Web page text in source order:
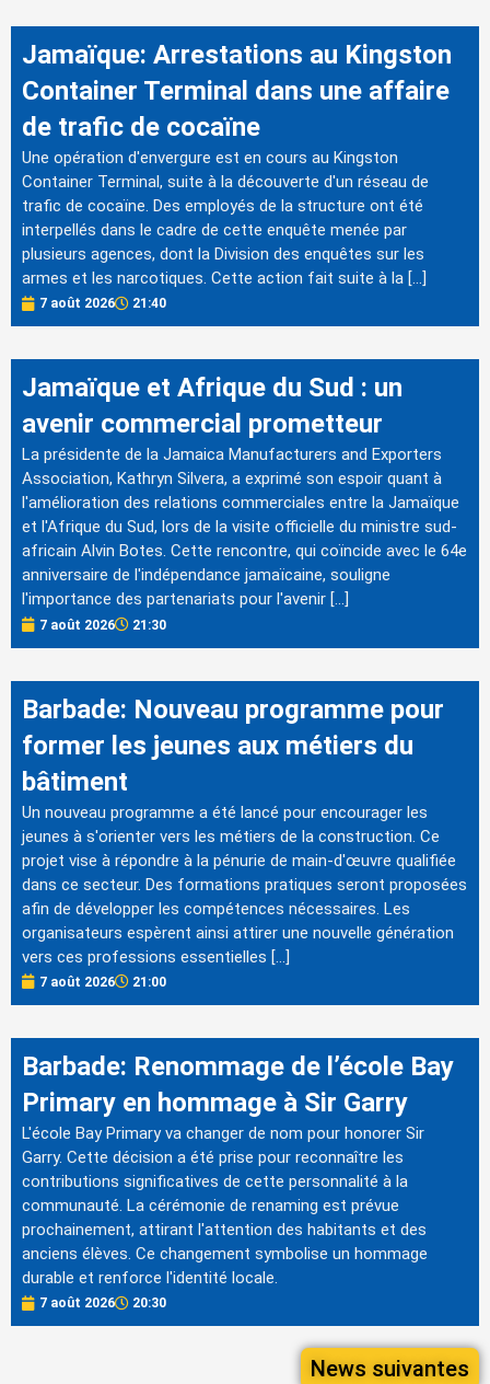
Jamaïque: Arrestations au Kingston
Container Terminal dans une affaire
de trafic de cocaïne
Une opération d'envergure est en cours au Kingston
Container Terminal, suite à la découverte d'un réseau de
trafic de cocaïne. Des employés de la structure ont été
interpellés dans le cadre de cette enquête menée par
plusieurs agences, dont la Division des enquêtes sur les
armes et les narcotiques. Cette action fait suite à la […]
7 août 2026 21:40
Jamaïque et Afrique du Sud : un
avenir commercial prometteur
La présidente de la Jamaica Manufacturers and Exporters
Association, Kathryn Silvera, a exprimé son espoir quant à
l'amélioration des relations commerciales entre la Jamaïque
et l'Afrique du Sud, lors de la visite officielle du ministre sud-
africain Alvin Botes. Cette rencontre, qui coïncide avec le 64e
anniversaire de l'indépendance jamaïcaine, souligne
l'importance des partenariats pour l'avenir […]
7 août 2026 21:30
Barbade: Nouveau programme pour
former les jeunes aux métiers du
bâtiment
Un nouveau programme a été lancé pour encourager les
jeunes à s'orienter vers les métiers de la construction. Ce
projet vise à répondre à la pénurie de main-d'œuvre qualifiée
dans ce secteur. Des formations pratiques seront proposées
afin de développer les compétences nécessaires. Les
organisateurs espèrent ainsi attirer une nouvelle génération
vers ces professions essentielles […]
7 août 2026 21:00
Barbade: Renommage de l’école Bay
Primary en hommage à Sir Garry
L'école Bay Primary va changer de nom pour honorer Sir
Garry. Cette décision a été prise pour reconnaître les
contributions significatives de cette personnalité à la
communauté. La cérémonie de renaming est prévue
prochainement, attirant l'attention des habitants et des
anciens élèves. Ce changement symbolise un hommage
durable et renforce l'identité locale.
7 août 2026 20:30
News suivantes